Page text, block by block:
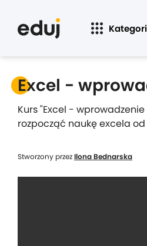
Excel -
Kurs "Excel -
rozpocząć naukę excela
Stworzony przezIlona Bednarska